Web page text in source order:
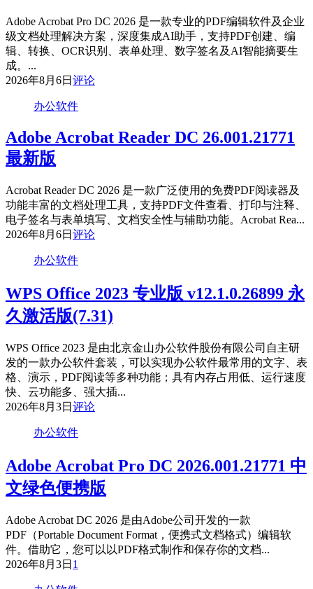
Adobe Acrobat Pro DC 2026 是一款专业的PDF编辑软件及企业
级文档处理解决方案，深度集成AI助手，支持PDF创建、编
辑、转换、OCR识别、表单处理、数字签名及AI智能摘要生
成。...
2026年8月6日 评论
办公软件
Adobe Acrobat Reader DC 26.001.21771
最新版
Acrobat Reader DC 2026 是一款广泛使用的免费PDF阅读器及
功能丰富的文档处理工具，支持PDF文件查看、打印与注释、
电子签名与表单填写、文档安全性与辅助功能。Acrobat Rea...
2026年8月6日 评论
办公软件
WPS Office 2023 专业版 v12.1.0.26899 永
久激活版(7.31)
WPS Office 2023 是由北京金山办公软件股份有限公司自主研
发的一款办公软件套装，可以实现办公软件最常用的文字、表
格、演示，PDF阅读等多种功能；具有内存占用低、运行速度
快、云功能多、强大插...
2026年8月3日 评论
办公软件
Adobe Acrobat Pro DC 2026.001.21771 中
文绿色便携版
Adobe Acrobat DC 2026 是由Adobe公司开发的一款
PDF（Portable Document Format，便携式文档格式）编辑软
件。借助它，您可以以PDF格式制作和保存你的文档...
2026年8月3日 1